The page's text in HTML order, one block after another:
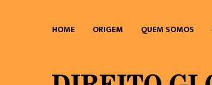
HOME ORIGEM QUEM SOMOS